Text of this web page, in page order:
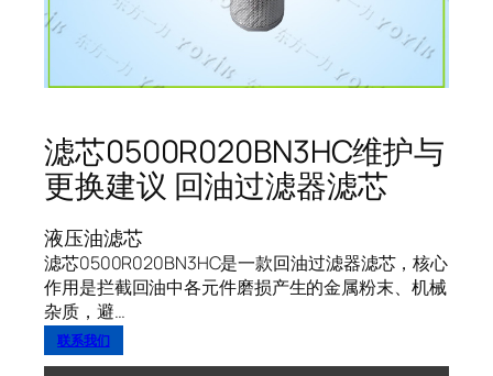
滤芯0500R020BN3HC维护与
更换建议 回油过滤器滤芯
液压油滤芯
滤芯0500R020BN3HC是一款回油过滤器滤芯，核心
作用是拦截回油中各元件磨损产生的金属粉末、机械
杂质，避…
联系我们